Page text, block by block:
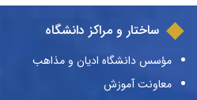
ساختار و مراکز دانشگاه
مؤسس دانشگاه ادیان و مذاهب
معاونت آموزش